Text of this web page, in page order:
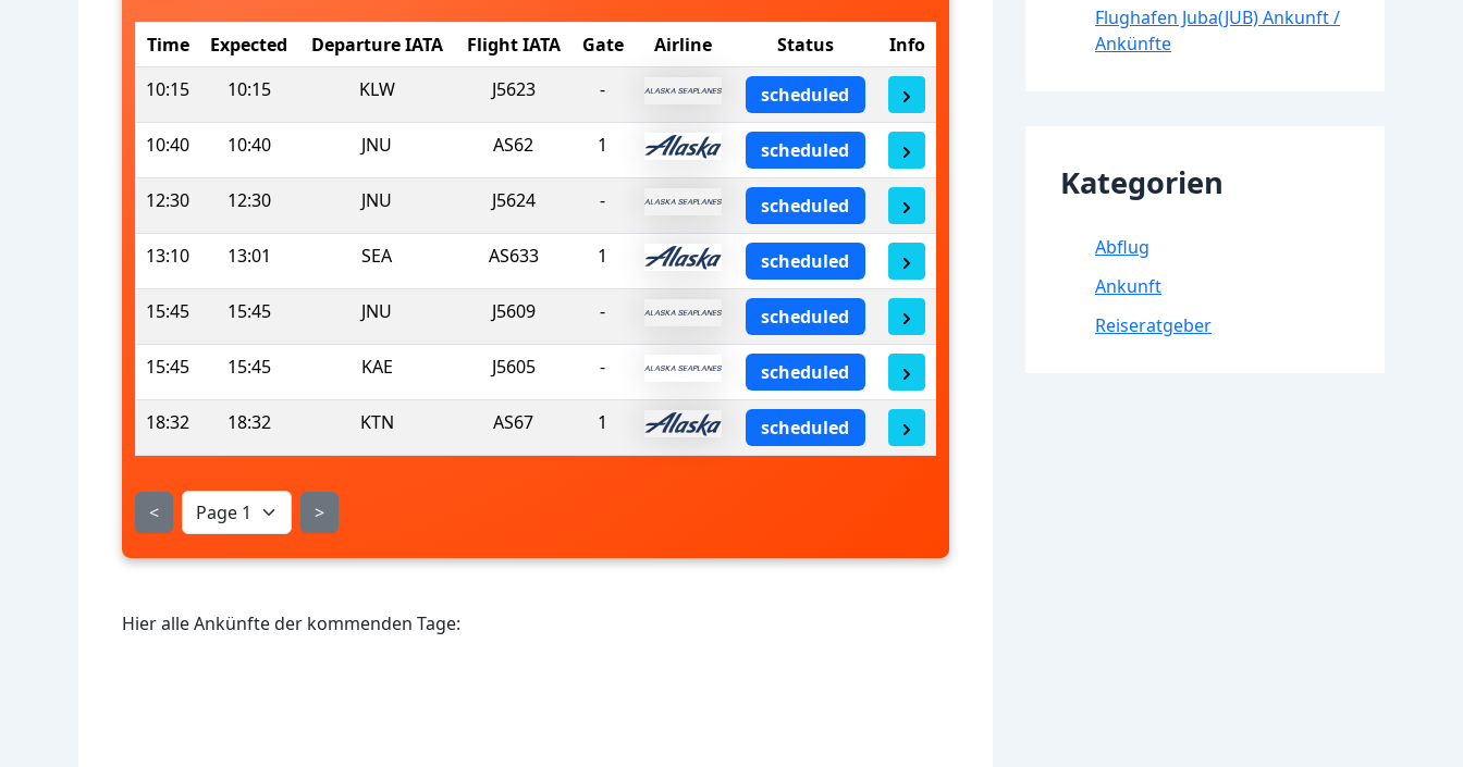
Time Expected Departure IATA Flight IATA Gate Airline Status
Info
10:15
10:15 KLW J5623 - scheduled
10:40 10:40 JNU AS62 1 scheduled
12:30 12:30 JNU J5624 - scheduled
13:10 13:01 SEA AS633 1 scheduled
15:45 15:45 JNU J5609 - scheduled
15:45 15:45 KAE J5605 - scheduled
18:32 18:32 KTN AS67 1 scheduled
< >
Hier alle Ankünfte der kommenden Tage:
Flughafen Juba(JUB) Ankunft /
Ankünfte
Kategorien
Abflug
Ankunft
Reiseratgeber